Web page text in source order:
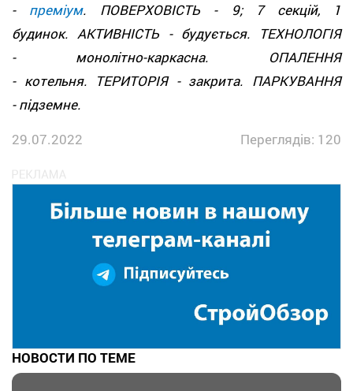
- преміум. ПОВЕРХОВІСТЬ - 9; 7 секцій, 1
будинок. АКТИВНІСТЬ - будується. ТЕХНОЛОГІЯ
- монолітно-каркасна. ОПАЛЕННЯ
- котельня. ТЕРИТОРІЯ - закрита. ПАРКУВАННЯ
- підземне.
29.07.2022
Переглядів: 120
НОВОСТИ ПО ТЕМЕ